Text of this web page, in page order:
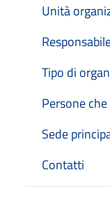
Unità
Tipo di
Persone
Sede
Contatti